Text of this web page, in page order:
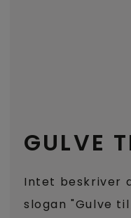
GULVE
Intet beskriver
slogan "Gulve